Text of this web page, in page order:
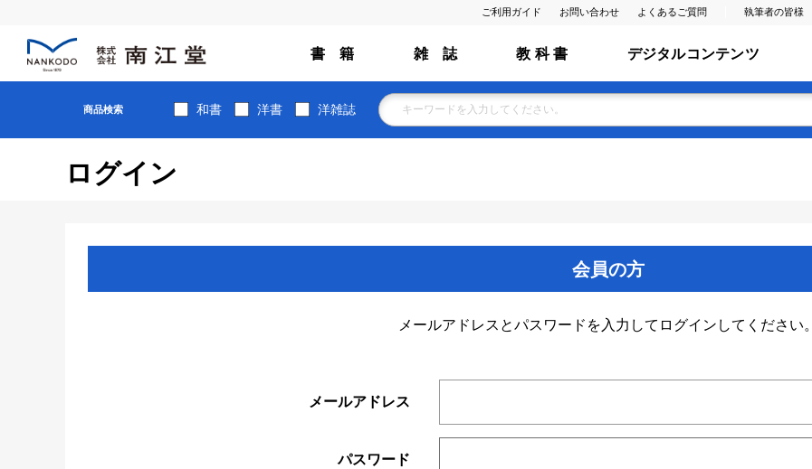
ご利用ガイド お問い合わせ よくあるご質問 執筆者の皆様
書 籍 雑 誌 教 科 書 デジタルコンテンツ
商品検索 和書 洋書 洋雑誌
ログイン
会員の方
メールアドレスとパスワードを入力してログインしてください。
メールアドレス
パスワード